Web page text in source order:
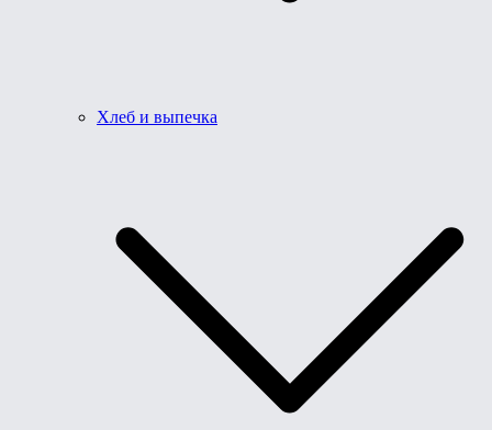
Хлеб и выпечка